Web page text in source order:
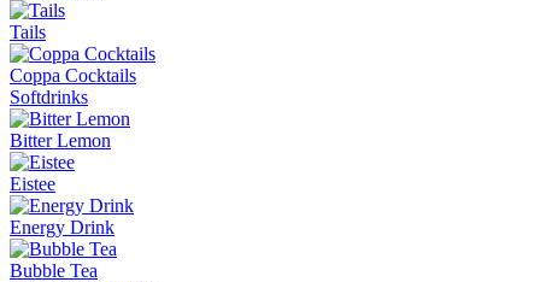
Tails
Coppa Cocktails
Softdrinks
Bitter Lemon
Eistee
Energy Drink
Bubble Tea